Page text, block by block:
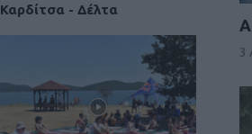
Καρδίτσα - Δέλτα
3